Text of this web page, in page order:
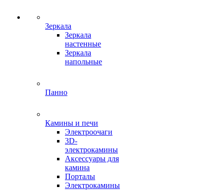
Зеркала
Зеркала
настенные
Зеркала
напольные
Панно
Камины и печи
Электроочаги
3D-
электрокамины
Аксессуары для
камина
Порталы
Электрокамины